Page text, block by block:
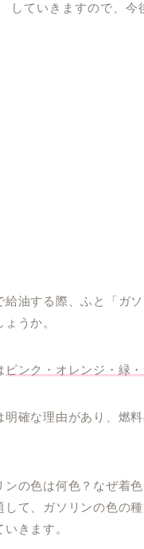
していきますので、
給油する際、ふと「ガ
うか。
ピンク・オレンジ・緑
明確な理由があり、燃
ンの色は何色？なぜ着
して、ガソリンの色の
きます。